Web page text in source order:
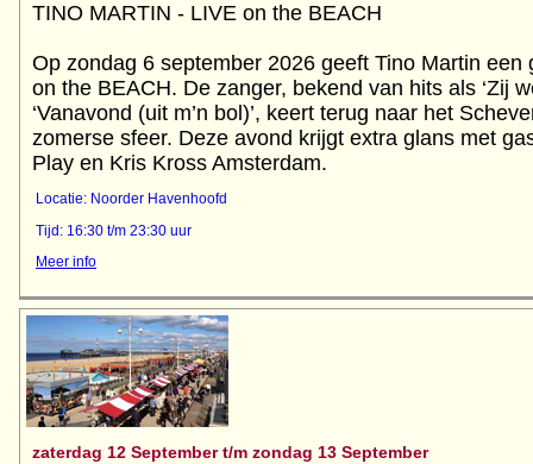
TINO MARTIN - LIVE on the BEACH
Op zondag 6 september 2026 geeft Tino Martin
on the BEACH. De zanger, bekend van hits als ‘Zij
‘Vanavond (uit m’n bol)’, keert terug naar het
zomerse sfeer. Deze avond krijgt extra glans met
Play en Kris Kross Amsterdam.
Locatie: Noorder Havenhoofd
Tijd: 16:30 t/m 23:30 uur
Meer info
zaterdag 12 September t/m zondag 13 September